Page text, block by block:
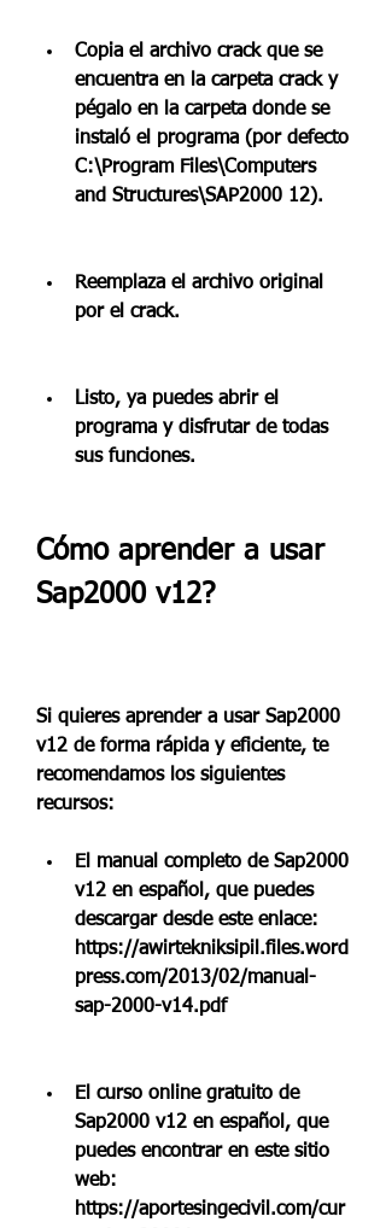
Copia el archivo crack que se
encuentra en la carpeta crack y
pégalo en la carpeta donde se
instaló el programa (por defecto
C:\Program Files\Computers
and Structures\SAP2000 12).
Reemplaza el archivo original
por el crack.
Listo, ya puedes abrir el
programa y disfrutar de todas
sus funciones.
Cómo aprender a usar
Sap2000 v12?
Si quieres aprender a usar Sap2000
v12 de forma rápida y eficiente, te
recomendamos los siguientes
recursos:
El manual completo de Sap2000
v12 en español, que puedes
descargar desde este enlace:
https://awirtekniksipil.files.word
press.com/2013/02/manual-
sap-2000-v14.pdf
El curso online gratuito de
Sap2000 v12 en español, que
puedes encontrar en este sitio
web:
https://aportesingecivil.com/cur